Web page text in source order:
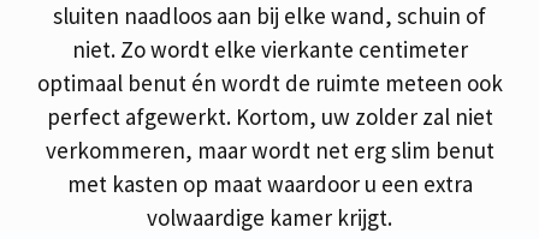
sluiten naadloos aan bij elke wand, schuin of
niet. Zo wordt elke vierkante centimeter
optimaal benut én wordt de ruimte meteen ook
perfect afgewerkt. Kortom, uw zolder zal niet
verkommeren, maar wordt net erg slim benut
met kasten op maat waardoor u een extra
volwaardige kamer krijgt.